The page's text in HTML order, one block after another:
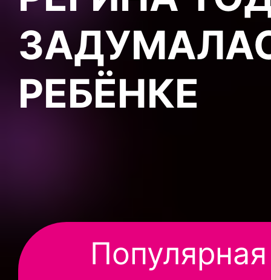
РЕБЁНКЕ